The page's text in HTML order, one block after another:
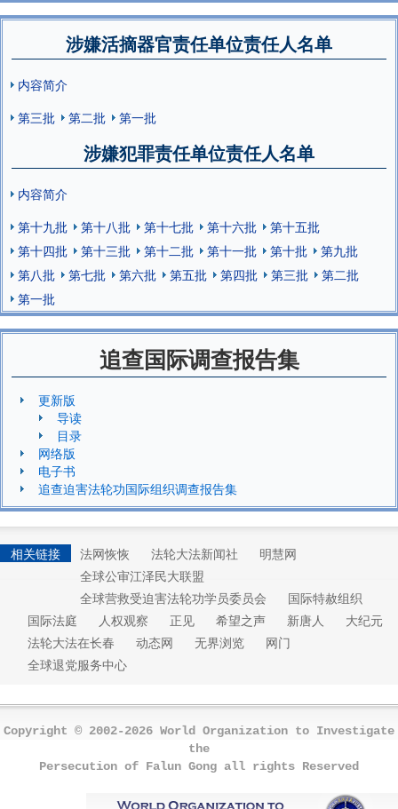
涉嫌活摘器官责任单位责任人名单
内容简介
第三批
第二批 第一批
涉嫌犯罪责任单位责任人名单
内容简介
第十九批
第十八批 第十七批 第十六批
第十五批
第十四批
第十三批 第十二批 第十一批 第十批
第九批
第八批
第七批 第六批 第五批 第四批 第三批
第二批
第一批
追查国际调查报告集
更新版
导读
目录
网络版
电子书
追查迫害法轮功国际组织调查报告集
相关链接 法网恢恢 法轮大法新闻社
明慧网
全球公审江泽民大联盟
全球营救受迫害法轮功学员委员会
国际特赦组织
国际法庭
人权观察 正见 希望之声 新唐人
大纪元
法轮大法在长春
动态网 无界浏览
网门
全球退党服务中心
Copyright © 2002-2026 World Organization to Investigate
the
Persecution of Falun Gong all rights Reserved